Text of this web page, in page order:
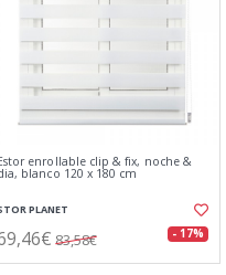
enrollable clip & fix, noche &
blanco 120 x 180 cm
PLANET
83,58€ - 17%